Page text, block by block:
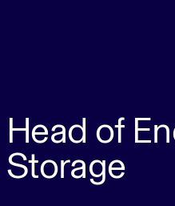
Head of
Storage